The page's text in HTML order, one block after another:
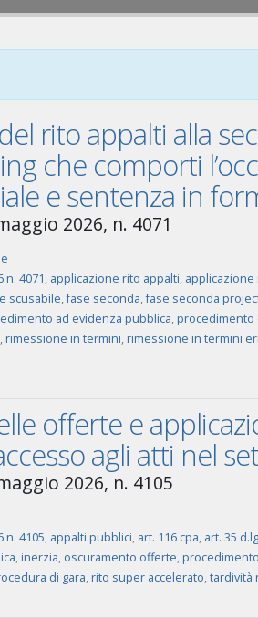
rito appalti alla
che comporti
e sentenza in
2026, n. 4071
n. 4071, applicazione rito appalti,
scusabile,fase seconda,fase seconda
ad evidenza pubblica,procedimento
,rimessione in termini,rimessione in termini
offerte e
agli atti nel
2026, n. 4105
n. 4105, appalti pubblici, art. 116 cpa, art. 35
,inerzia, oscuramento offerte,
di gara,rito super accelerato,tardività